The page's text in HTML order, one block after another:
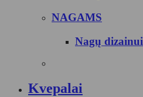
NAGAMS
Nagų dizainui
Kvepalai